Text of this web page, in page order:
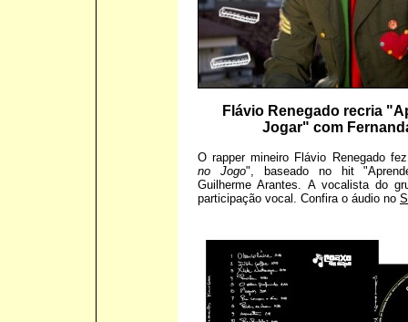
Flávio Renegado recria
Jogar" com
O rapper mineiro Flávio Renegado
no Jogo", baseado no hit
Guilherme Arantes. A vocalista do
participação vocal. Confira o áudio no